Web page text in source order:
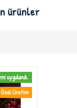
ürünler
Özel Üretim
uygulandı.